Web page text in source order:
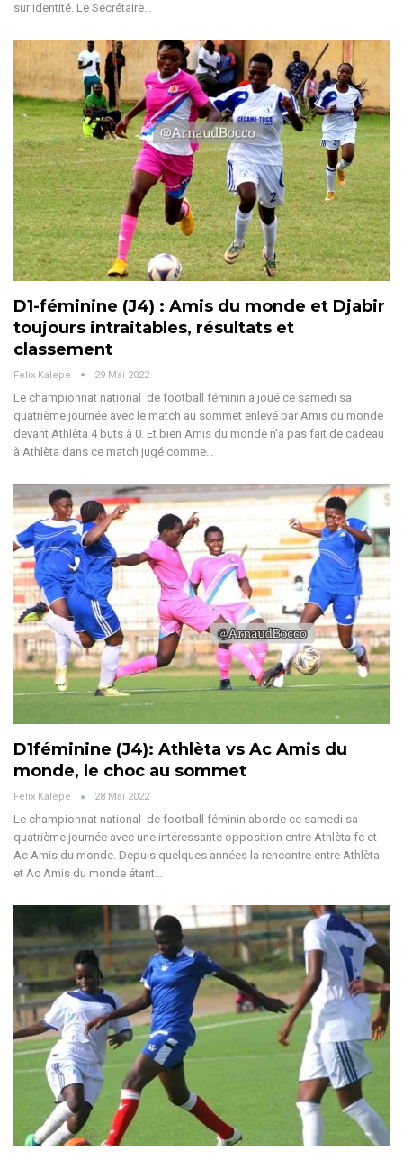
sur identité. Le Secrétaire…
D1-féminine (J4) : Amis du monde et Djabir
toujours intraitables, résultats et
classement
Felix Kalepe 29 Mai 2022
Le championnat national de football féminin a joué ce samedi sa
quatrième journée avec le match au sommet enlevé par Amis du monde
devant Athlèta 4 buts à 0. Et bien Amis du monde n'a pas fait de cadeau
à Athlèta dans ce match jugé comme…
D1féminine (J4): Athlèta vs Ac Amis du
monde, le choc au sommet
Felix Kalepe 28 Mai 2022
Le championnat national de football féminin aborde ce samedi sa
quatrième journée avec une intéressante opposition entre Athlèta fc et
Ac Amis du monde. Depuis quelques années la rencontre entre Athlèta
et Ac Amis du monde étant…